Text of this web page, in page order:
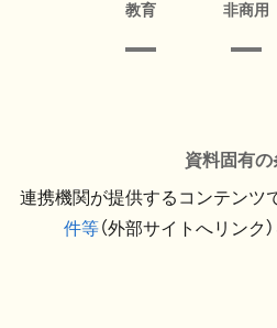
教育 非商用
資料固有の
連携機関が提供するコンテンツ
件等（外部サイトへリンク